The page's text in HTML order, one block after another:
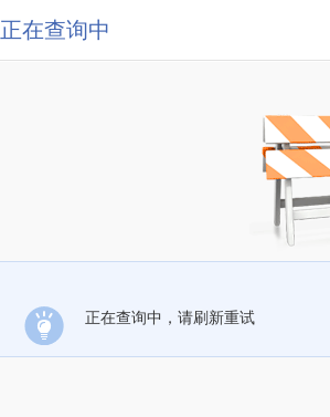
正在查询中
正在查询中，请刷新重试